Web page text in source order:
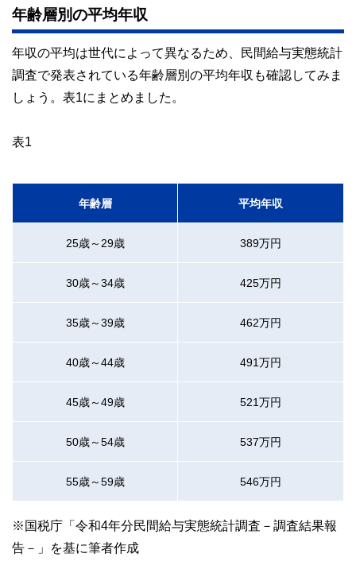
年齢層別の平均年収
年収の平均は世代によって異なるため、民間給与実態統計
調査で発表されている年齢層別の平均年収も確認してみま
しょう。表1にまとめました。
表1
年齢層 平均年収
25歳～29歳 389万円
30歳～34歳 425万円
35歳～39歳 462万円
40歳～44歳 491万円
45歳～49歳 521万円
50歳～54歳 537万円
55歳～59歳 546万円
※国税庁「令和4年分民間給与実態統計調査－調査結果報
告－」を基に筆者作成